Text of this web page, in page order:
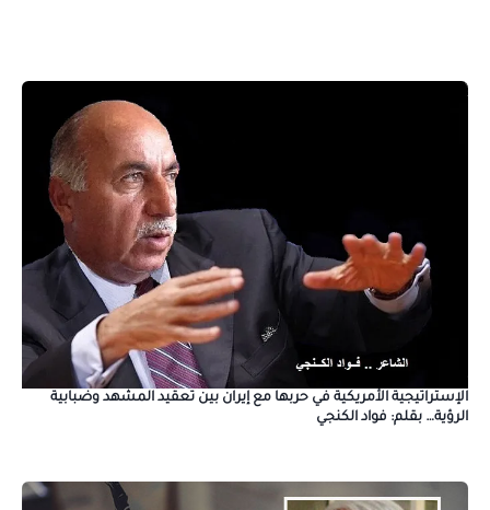
الإستراتيجية الأمريكية في حربها مع إيران بين تعقيد المشهد وضبابية
الرؤية… بقلم: فواد الكنجي